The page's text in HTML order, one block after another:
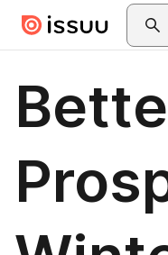
Skip to main contentSearch